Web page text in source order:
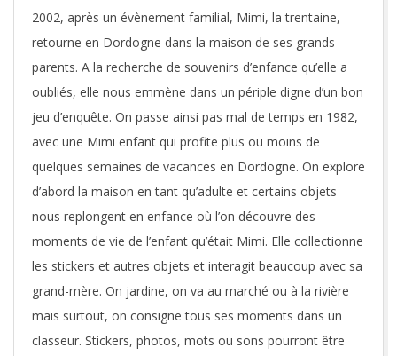
2002, après un évènement familial, Mimi, la trentaine,
retourne en Dordogne dans la maison de ses grands-
parents. A la recherche de souvenirs d’enfance qu’elle a
oubliés, elle nous emmène dans un périple digne d’un bon
jeu d’enquête. On passe ainsi pas mal de temps en 1982,
avec une Mimi enfant qui profite plus ou moins de
quelques semaines de vacances en Dordogne. On explore
d’abord la maison en tant qu’adulte et certains objets
nous replongent en enfance où l’on découvre des
moments de vie de l’enfant qu’était Mimi. Elle collectionne
les stickers et autres objets et interagit beaucoup avec sa
grand-mère. On jardine, on va au marché ou à la rivière
mais surtout, on consigne tous ses moments dans un
classeur. Stickers, photos, mots ou sons pourront être